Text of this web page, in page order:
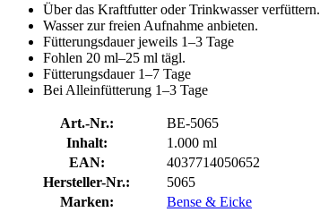
Über das Kraftfutter oder Trinkwasser verfüttern.
Wasser zur freien Aufnahme anbieten.
Fütterungsdauer jeweils 1–3 Tage
Fohlen 20 ml–25 ml tägl.
Fütterungsdauer 1–7 Tage
Bei Alleinfütterung 1–3 Tage
Art.-Nr.:
BE-5065
Inhalt:
1.000 ml
EAN:
4037714050652
Hersteller-Nr.:
5065
Marken:
Bense & Eicke